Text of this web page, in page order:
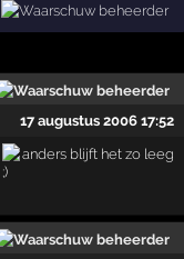
17 augustus 2006 17:52
anders blijft het zo leeg